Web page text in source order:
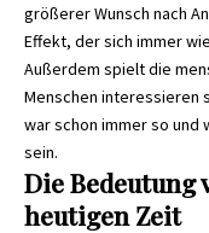
größerer Wunsch nach
Effekt, der sich immer
Außerdem spielt die
Menschen interessieren
war schon immer so und
sein.
Die Bedeutung
heutigen Zeit